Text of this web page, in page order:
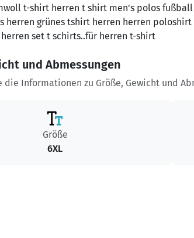
t-shirt herren t shirt men's polos
herren grünes tshirt herren herren
set t schirts..für herren t-shirt
und Abmessungen
die Informationen zu Größe, Gewicht und
Größe
6XL